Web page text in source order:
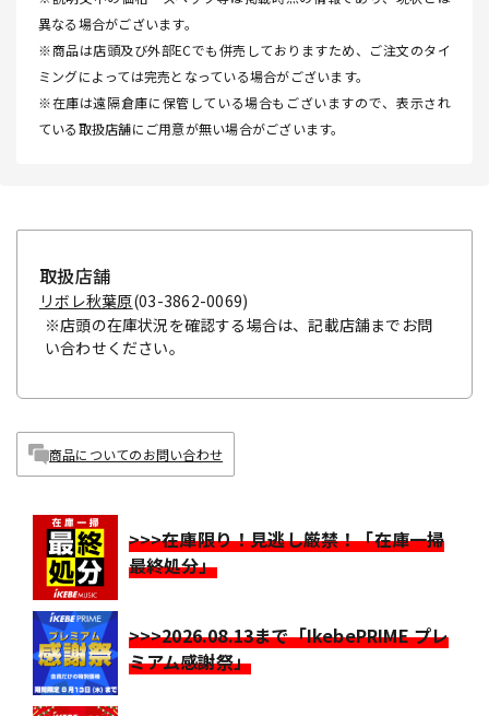
異なる場合がございます。
※商品は店頭及び外部ECでも併売しておりますため、ご注文のタイ
ミングによっては完売となっている場合がございます。
※在庫は遠隔倉庫に保管している場合もございますので、表示され
ている取扱店舗にご用意が無い場合がございます。
取扱店舗
リボレ秋葉原(03-3862-0069)
※店頭の在庫状況を確認する場合は、記載店舗までお問
い合わせください。
商品についてのお問い合わせ
>>>在庫限り！見逃し厳禁！「在庫一掃
最終処分」
>>>2026.08.13まで「IkebePRIME プレ
ミアム感謝祭」